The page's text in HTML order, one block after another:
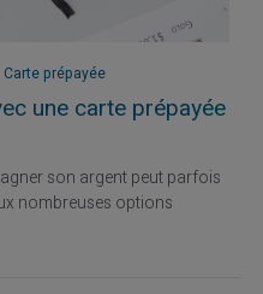
Carte prépayée
une carte prépayée
son argent peut parfois
nombreuses options